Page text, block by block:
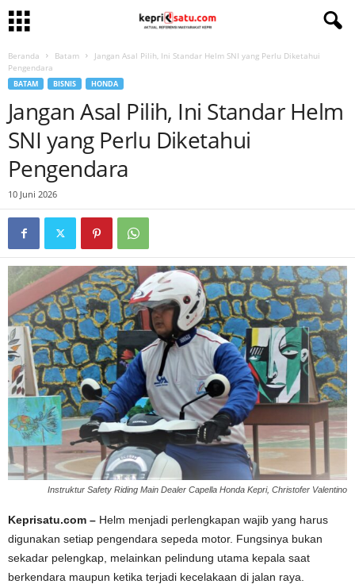
Beranda Batam
Jangan Asal Pilih, Ini Standar Helm SNI yang Perlu Diketahui
Pengendara
BATAM BISNIS HONDA
Jangan Asal Pilih, Ini Standar Helm
SNI yang Perlu Diketahui
Pengendara
10 Juni 2026
Instruktur Safety Riding Main Dealer Capella Honda Kepri, Christofer Valentino
Keprisatu.com – Helm menjadi perlengkapan wajib yang harus
digunakan setiap pengendara sepeda motor. Fungsinya bukan
sekadar pelengkap, melainkan pelindung utama kepala saat
berkendara maupun ketika terjadi kecelakaan di jalan raya.